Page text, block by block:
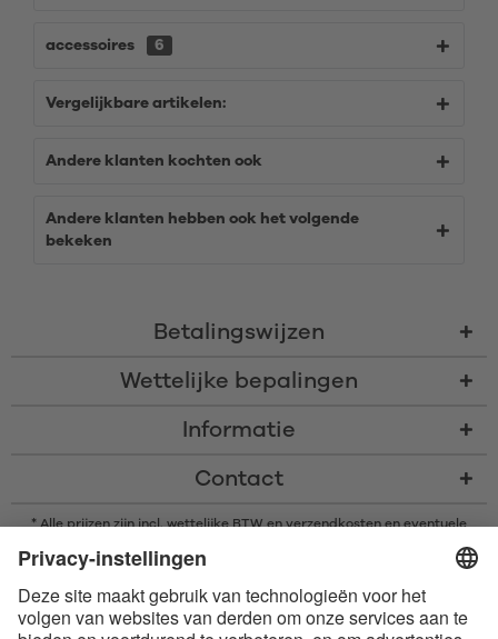
accessoires 6
Vergelijkbare artikelen:
Andere klanten kochten ook
Andere klanten hebben ook het volgende
bekeken
Betalingswijzen
Wettelijke bepalingen
Informatie
Contact
* Alle prijzen zijn incl. wettelijke BTW en verzendkosten en eventuele
rembourskosten, indien niet anders beschreven
handelsmerken van Bluetooth SIG, Inc. en elk gebruik van dergelijke